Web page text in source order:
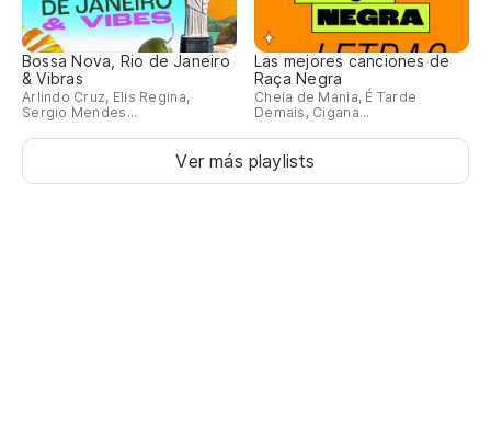
Bossa Nova, Rio de Janeiro
& Vibras
Arlindo Cruz, Elis Regina,
Sergio Mendes...
Las mejores canciones de
Raça Negra
Cheia de Mania, É Tarde
Demais, Cigana...
Ver más playlists